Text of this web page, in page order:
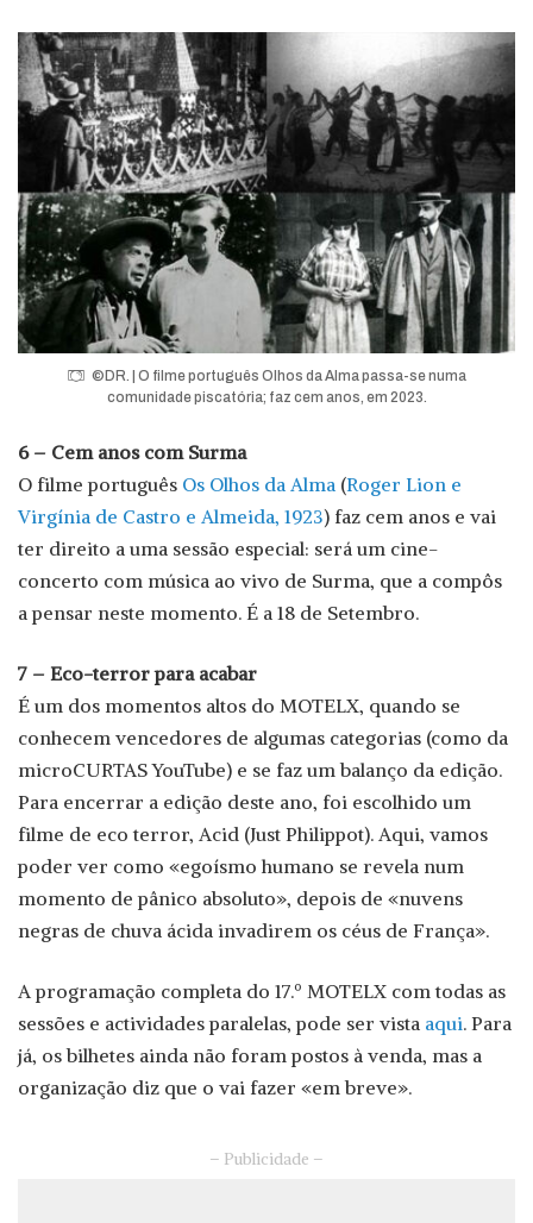
©DR. | O filme português Olhos da Alma passa-se numa
comunidade piscatória; faz cem anos, em 2023.
6 – Cem anos com Surma
O filme português Os Olhos da Alma (Roger Lion e
Virgínia de Castro e Almeida, 1923) faz cem anos e vai
ter direito a uma sessão especial: será um cine-
concerto com música ao vivo de Surma, que a compôs
a pensar neste momento. É a 18 de Setembro.
7 – Eco-terror para acabar
É um dos momentos altos do MOTELX, quando se
conhecem vencedores de algumas categorias (como da
microCURTAS YouTube) e se faz um balanço da edição.
Para encerrar a edição deste ano, foi escolhido um
filme de eco terror, Acid (Just Philippot). Aqui, vamos
poder ver como «egoísmo humano se revela num
momento de pânico absoluto», depois de «nuvens
negras de chuva ácida invadirem os céus de França».
A programação completa do 17.º MOTELX com todas as
sessões e actividades paralelas, pode ser vista aqui. Para
já, os bilhetes ainda não foram postos à venda, mas a
organização diz que o vai fazer «em breve».
– Publicidade –